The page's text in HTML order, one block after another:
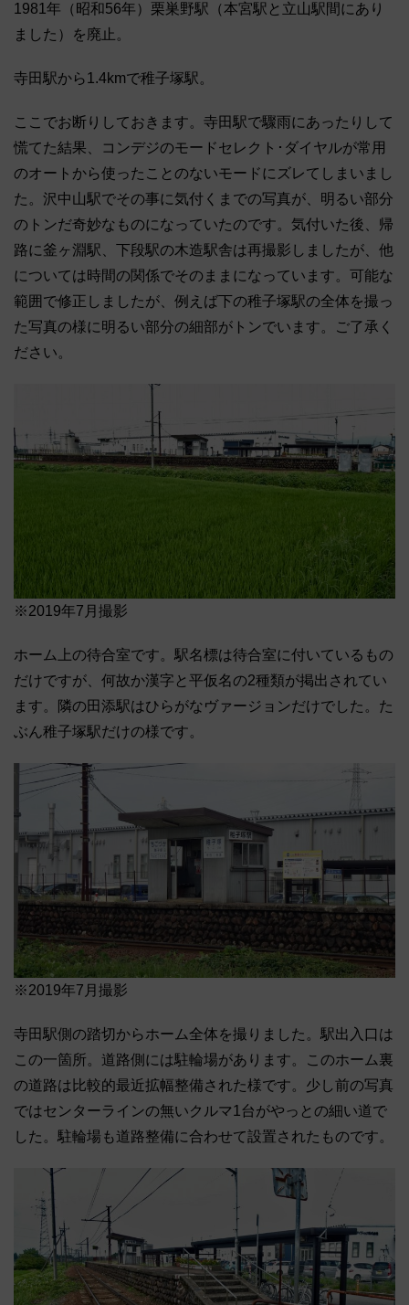
1981年（昭和56年）栗巣野駅（本宮駅と立山駅間にあり
ました）を廃止。
寺田駅から1.4kmで稚子塚駅。
ここでお断りしておきます。寺田駅で驟雨にあったりして
慌てた結果、コンデジのモードセレクト･ダイヤルが常用
のオートから使ったことのないモードにズレてしまいまし
た。沢中山駅でその事に気付くまでの写真が、明るい部分
のトンだ奇妙なものになっていたのです。気付いた後、帰
路に釜ヶ淵駅、下段駅の木造駅舎は再撮影しましたが、他
については時間の関係でそのままになっています。可能な
範囲で修正しましたが、例えば下の稚子塚駅の全体を撮っ
た写真の様に明るい部分の細部がトンでいます。ご了承く
ださい。
※2019年7月撮影
ホーム上の待合室です。駅名標は待合室に付いているもの
だけですが、何故か漢字と平仮名の2種類が掲出されてい
ます。隣の田添駅はひらがなヴァージョンだけでした。た
ぶん稚子塚駅だけの様です。
※2019年7月撮影
寺田駅側の踏切からホーム全体を撮りました。駅出入口は
この一箇所。道路側には駐輪場があります。このホーム裏
の道路は比較的最近拡幅整備された様です。少し前の写真
ではセンターラインの無いクルマ1台がやっとの細い道で
した。駐輪場も道路整備に合わせて設置されたものです。